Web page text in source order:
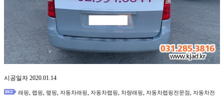
시공일자 2020.01.14
래핑 랩핑 랲핑 자동차래핑 자동차랩핑 차량래핑 자동차랩핑전문점
자동차전